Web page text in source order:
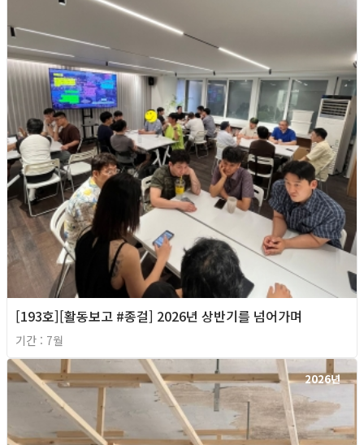
[193호][활동보고 #종걸] 2026년 상반기를 넘어가며
기간 : 7월
2026년